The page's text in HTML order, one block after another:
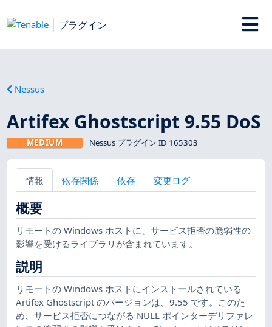
プラグイン
Nessus
Artifex Ghostscript 9.55 DoS
MEDIUM Nessus プラグイン ID 165303
情報 依存関係 依存 変更ログ
概要
リモートの Windows ホストに、サービス拒否の脆弱性の
影響を受けるライブラリが含まれています。
説明
リモートの Windows ホストにインストールされている
Artifex Ghostscript のバージョンは、9.55 です。このた
め、サービス拒否につながる NULL ポインターデリファレ